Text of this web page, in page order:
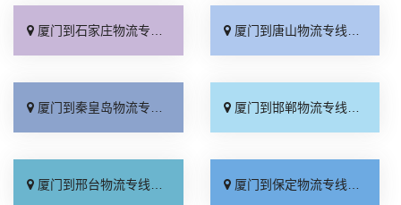
厦门到石家庄物流专线_准时准点「多少公里」 厦门到唐山物流专线_全境派送「收费介绍」
厦门到秦皇岛物流专线_高效运输「运保时效」 厦门到邯郸物流专线_物流拼车「全境配送」
厦门到邢台物流专线_专业靠谱「上门提货」 厦门到保定物流专线_全程直达「高效运输」